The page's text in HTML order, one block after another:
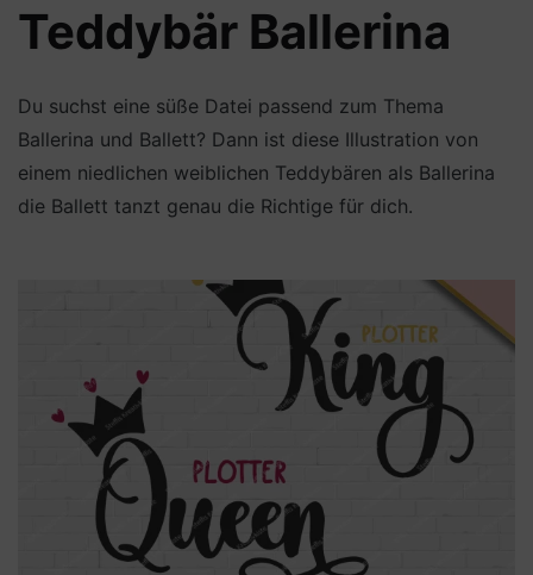
Teddybär Ballerina
Du suchst eine süße Datei passend zum Thema
Ballerina und Ballett? Dann ist diese Illustration von
einem niedlichen weiblichen Teddybären als Ballerina
die Ballett tanzt genau die Richtige für dich.